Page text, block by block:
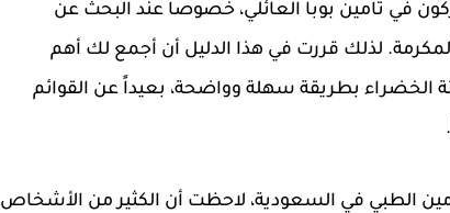
في تامين بوبا العائلي، خصوصاً عند البحث عن
لذلك قررت في هذا الدليل أن أجمع لك أهم
بطريقة سهلة وواضحة، بعيداً عن القوائم
الطبي في السعودية، لاحظت أن الكثير من الأشخاص